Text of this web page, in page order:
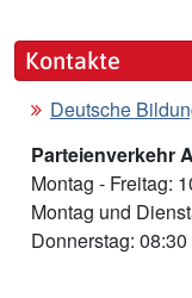
Kontakte
Deutsche
Parteienverkehr
Montag - Freitag:
Montag und
Donnerstag: